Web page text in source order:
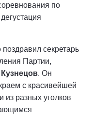
по
секретарь
Партии,
. Он
с красивейшей
из разных уголков